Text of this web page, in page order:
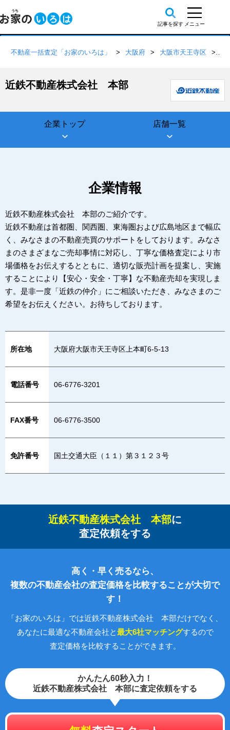
不動産一括査定「お家のいろは」 大阪府 大阪市天王寺区
近鉄不動産株式会社 本部
企業トップ 店舗一覧
企業情報
近鉄不動産株式会社 本部のご紹介です。
近鉄不動産は首都圏、関西圏、東海圏および広島地区まで幅広
く、みなさまの不動産売買のサポートをしております。みなさ
まのさまざまなご売却事情に対応し、丁寧な価格査定により市
場価格をお伝えするとともに、適切な販売計画を提案し、実施
することにより【安心・安全・丁寧】な不動産売却を実現しま
す。是非一度「近鉄の仲介」にご相談いただき、みなさまのご
希望をお伝えください。お待ちしております。
所在地 大阪府大阪市天王寺区上本町6-5-13
電話番号 06-6776-3201
FAX番号 06-6776-3500
免許番号 国土交通大臣（１１）第３１２３号
近鉄不動産株式会社 本部に
査定依頼をする
高く・早く売るなら、
複数の不動産会社の査定価格を比較することが大切で
す！
「お家のいろは」では近鉄不動産株式会社 本部だけでなく、
あなたに最適な不動産会社と最大6社マッチングするので
査定価格を比較することができます。
かんたん60秒入力！
近鉄不動産株式会社 本部に査定依頼をする